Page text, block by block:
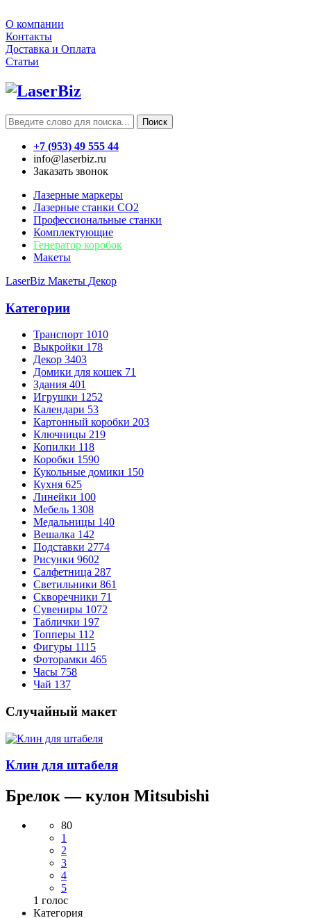
О компании
Контакты
Доставка и Оплата
Статьи
Поиск
+7 (953) 49 555 44
info@laserbiz.ru
Заказать звонок
Лазерные маркеры
Лазерные станки CO2
Профессиональные станки
Комплектующие
Генератор коробок
Макеты
LaserBiz Макеты Декор
Категории
Транспорт 1010
Выкройки 178
Декор 3403
Домики для кошек 71
Здания 401
Игрушки 1252
Календари 53
Картонный коробки 203
Ключницы 219
Копилки 118
Коробки 1590
Кукольные домики 150
Кухня 625
Линейки 100
Мебель 1308
Медальницы 140
Вешалка 142
Подставки 2774
Рисунки 9602
Салфетница 287
Светильники 861
Скворечники 71
Сувениры 1072
Таблички 197
Топперы 112
Фигуры 1115
Фоторамки 465
Часы 758
Чай 137
Случайный макет
Клин для штабеля
Брелок — кулон Mitsubishi
80
1
2
3
4
5
1 голос
Категория